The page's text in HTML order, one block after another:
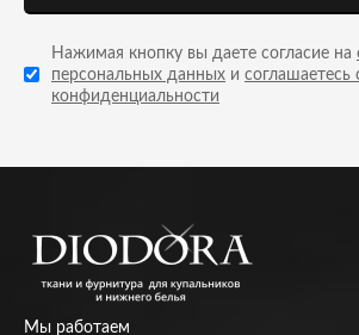
Нажимая кнопку вы даете согласие на
персональных данных и соглашаетесь
конфиденциальности
Мы работаем